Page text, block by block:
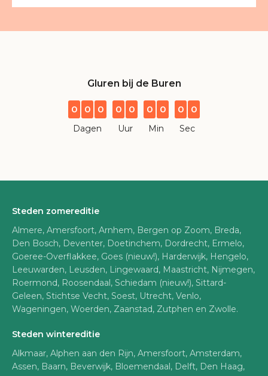
Gluren bij de Buren
0 0 0
Dagen
0 0
Uur
0 0
Min
0 0
Sec
Steden zomereditie
Almere, Amersfoort, Arnhem, Bergen op Zoom, Breda,
Den Bosch, Deventer, Doetinchem, Dordrecht, Ermelo,
Goeree-Overflakkee, Goes (nieuw!), Harderwijk, Hengelo,
Leeuwarden, Leusden, Lingewaard, Maastricht, Nijmegen,
Roermond, Roosendaal, Schiedam (nieuw!), Sittard-
Geleen, Stichtse Vecht, Soest, Utrecht, Venlo,
Wageningen, Woerden, Zaanstad, Zutphen en Zwolle.
Steden wintereditie
Alkmaar, Alphen aan den Rijn, Amersfoort, Amsterdam,
Assen, Baarn, Beverwijk, Bloemendaal, Delft, Den Haag,